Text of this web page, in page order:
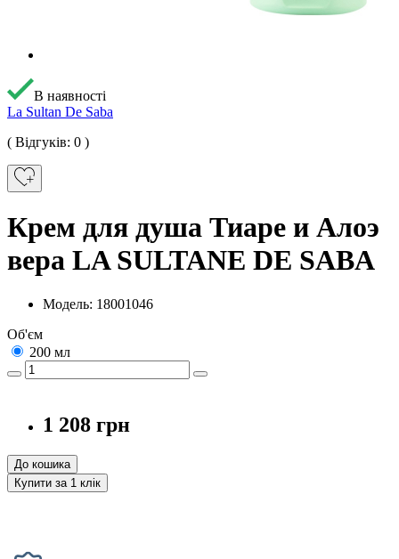
В наявності
La Sultan De Saba
( Відгуків: 0 )
Крем для душа Тиаре и Алоэ
вера LA SULTANE DE SABA
Модель: 18001046
Об'єм
200 мл
1 208 грн
До кошика
Купити за 1 клiк